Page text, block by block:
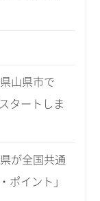
山県市で
タートしま
が全国共通
ポイント」